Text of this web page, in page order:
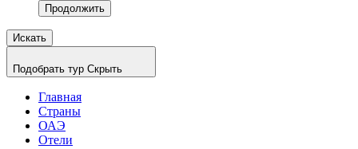
Продолжить
Искать
Подобрать тур Скрыть
Главная
Страны
ОАЭ
Отели